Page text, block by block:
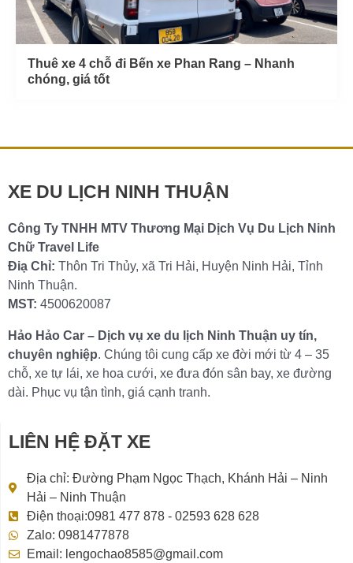
Thuê xe 4 chỗ đi Bến xe Phan Rang – Nhanh
chóng, giá tốt
XE DU LỊCH NINH THUẬN
Công Ty TNHH MTV Thương Mại Dịch Vụ Du Lịch Ninh
Chữ Travel Life
Điạ Chỉ: Thôn Tri Thủy, xã Tri Hải, Huyện Ninh Hải, Tỉnh
Ninh Thuận.
MST: 4500620087
Hảo Hảo Car – Dịch vụ xe du lịch Ninh Thuận uy tín,
chuyên nghiệp. Chúng tôi cung cấp xe đời mới từ 4 – 35
chỗ, xe tự lái, xe hoa cưới, xe đưa đón sân bay, xe đường
dài. Phục vụ tận tình, giá cạnh tranh.
LIÊN HỆ ĐẶT XE
Địa chỉ: Đường Phạm Ngọc Thạch, Khánh Hải – Ninh
Hải – Ninh Thuận
Điện thoại:0981 477 878 - 02593 628 628
Zalo: 0981477878
Email: lengochao8585@gmail.com